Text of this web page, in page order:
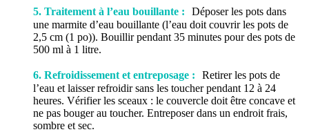
5. Traitement à l’eau bouillante : Déposer les pots dans
une marmite d’eau bouillante (l’eau doit couvrir les pots de
2,5 cm (1 po)). Bouillir pendant 35 minutes pour des pots de
500 ml à 1 litre.
6. Refroidissement et entreposage : Retirer les pots de
l’eau et laisser refroidir sans les toucher pendant 12 à 24
heures. Vérifier les sceaux : le couvercle doit être concave et
ne pas bouger au toucher. Entreposer dans un endroit frais,
sombre et sec.